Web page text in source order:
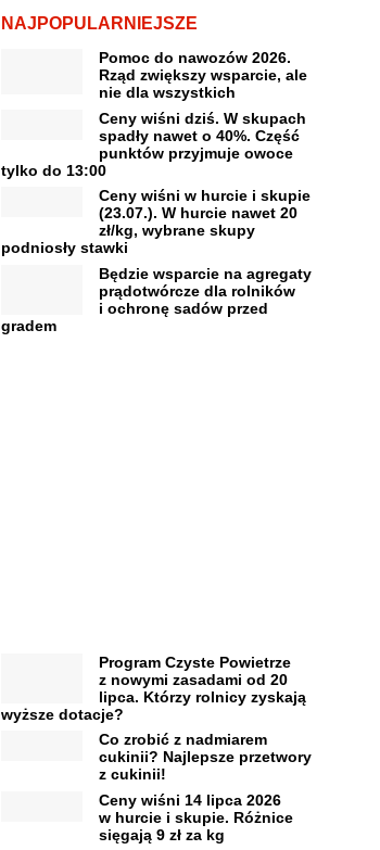
NAJPOPULARNIEJSZE
Pomoc do nawozów 2026.
Rząd zwiększy wsparcie, ale
nie dla wszystkich
Ceny wiśni dziś. W skupach
spadły nawet o 40%. Część
punktów przyjmuje owoce
tylko do 13:00
Ceny wiśni w hurcie i skupie
(23.07.). W hurcie nawet 20
zł/kg, wybrane skupy
podniosły stawki
Będzie wsparcie na agregaty
prądotwórcze dla rolników
i ochronę sadów przed
gradem
Program Czyste Powietrze
z nowymi zasadami od 20
lipca. Którzy rolnicy zyskają
wyższe dotacje?
Co zrobić z nadmiarem
cukinii? Najlepsze przetwory
z cukinii!
Ceny wiśni 14 lipca 2026
w hurcie i skupie. Różnice
sięgają 9 zł za kg